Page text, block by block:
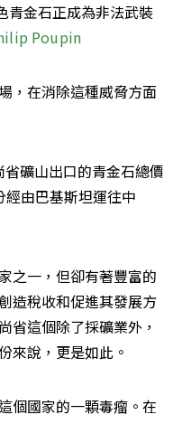
青金石正成為非法武裝
Poupin
，在消除這種威脅方面
礦山出口的青金石總價
由巴基斯坦運往中
之一，但卻有著豐富的
造稅收和促進其發展方
省這個除了採礦業外，
來說，更是如此。
個國家的一顆毒瘤。在